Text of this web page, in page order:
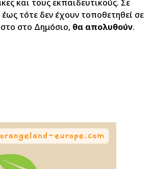
και τους εκπαιδευτικούς. Σε
τότε δεν έχουν τοποθετηθεί σε
στο Δημόσιο, θα απολυθούν.